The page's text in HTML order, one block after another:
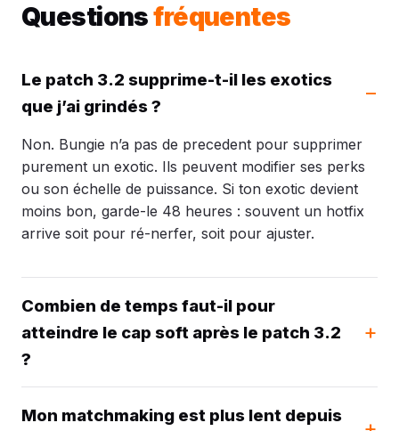
Questionsfréquentes
Le patch 3.2 supprime-t-il les exotics
que j’ai grindés ?
Non. Bungie n’a pas de precedent pour supprimer
purement un exotic. Ils peuvent modifier ses perks
ou son échelle de puissance. Si ton exotic devient
moins bon, garde-le 48 heures : souvent un hotfix
arrive soit pour ré-nerfer, soit pour ajuster.
Combien de temps faut-il pour
atteindre le cap soft après le patch 3.2
?
Mon matchmaking est plus lent depuis